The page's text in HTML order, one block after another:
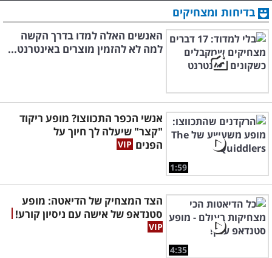
בדיחות ומצחיקים
האנשים האלה למדו בדרך הקשה
למה לא להזמין מוצרים באינטרנט...
1:59
אנשי הכפר התכווצו? מופע ריקוד
"קצר" שיעלה לך חיוך על
הפנים
4:35
הצד המצחיק של הדיאטה: מופע
סטנדאפ של אישה עם ניסיון קורע!